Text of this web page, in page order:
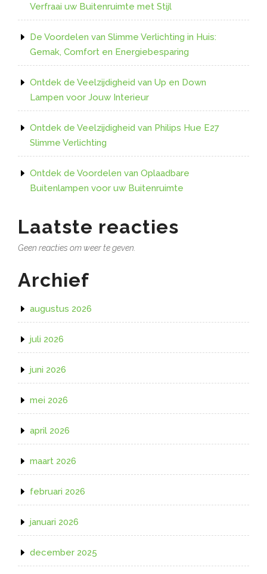
Verfraai uw Buitenruimte met Stijl
De Voordelen van Slimme Verlichting in Huis:
Gemak, Comfort en Energiebesparing
Ontdek de Veelzijdigheid van Up en Down
Lampen voor Jouw Interieur
Ontdek de Veelzijdigheid van Philips Hue E27
Slimme Verlichting
Ontdek de Voordelen van Oplaadbare
Buitenlampen voor uw Buitenruimte
Laatste reacties
Geen reacties om weer te geven.
Archief
augustus 2026
juli 2026
juni 2026
mei 2026
april 2026
maart 2026
februari 2026
januari 2026
december 2025